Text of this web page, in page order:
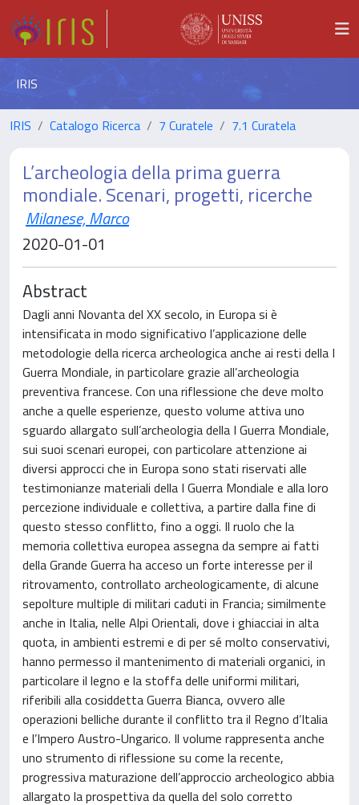
IRIS
IRIS Catalogo Ricerca 7 Curatele 7.1 Curatela
L’archeologia della prima guerra
mondiale. Scenari, progetti, ricerche
Milanese, Marco
2020-01-01
Abstract
Dagli anni Novanta del XX secolo, in Europa si è
intensificata in modo significativo l’applicazione delle
metodologie della ricerca archeologica anche ai resti della I
Guerra Mondiale, in particolare grazie all’archeologia
preventiva francese. Con una riflessione che deve molto
anche a quelle esperienze, questo volume attiva uno
sguardo allargato sull’archeologia della I Guerra Mondiale,
sui suoi scenari europei, con particolare attenzione ai
diversi approcci che in Europa sono stati riservati alle
testimonianze materiali della I Guerra Mondiale e alla loro
percezione individuale e collettiva, a partire dalla fine di
questo stesso conflitto, fino a oggi. Il ruolo che la
memoria collettiva europea assegna da sempre ai fatti
della Grande Guerra ha acceso un forte interesse per il
ritrovamento, controllato archeologicamente, di alcune
sepolture multiple di militari caduti in Francia; similmente
anche in Italia, nelle Alpi Orientali, dove i ghiacciai in alta
quota, in ambienti estremi e di per sé molto conservativi,
hanno permesso il mantenimento di materiali organici, in
particolare il legno e la stoffa delle uniformi militari,
riferibili alla cosiddetta Guerra Bianca, ovvero alle
operazioni belliche durante il conflitto tra il Regno d’Italia
e l’Impero Austro-Ungarico. Il volume rappresenta anche
uno strumento di riflessione su come la recente,
progressiva maturazione dell’approccio archeologico abbia
allargato la prospettiva da quella del solo corretto